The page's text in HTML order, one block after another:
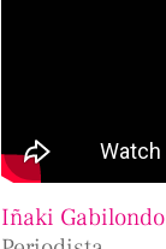
Iñaki Gabilondo